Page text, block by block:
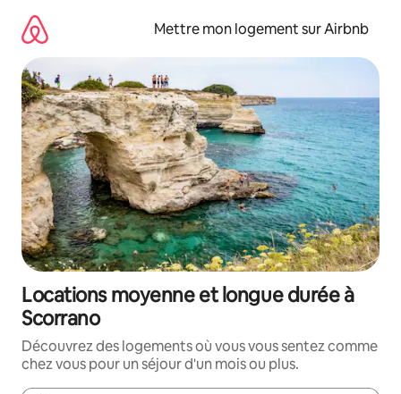
directement
contenu
Mettre mon logement sur Airbnb
Locations moyenne et longue durée à
Scorrano
Découvrez des logements où vous vous sentez comme
chez vous pour un séjour d'un mois ou plus.